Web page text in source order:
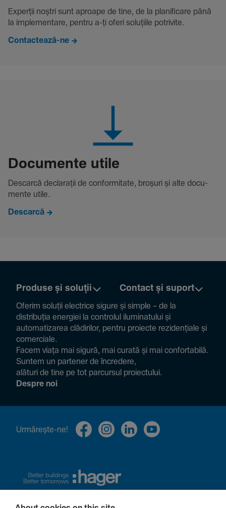
Experții noștri sunt aproape de tine, de la plani­fi­care până
la imple­men­tare, pentru a-ți oferi solu­țiile potri­vite.
Contactează-ne
Docu­mente utile
Descarcă decla­rații de conformitate, broșuri și alte docu­
mente utile.
Descarcă
Produse și soluții Contact și suport
Oferim soluții electrice sigure și simple – de la
distribuția energiei la controlul ilumi­na­tului și
auto­ma­ti­zarea clădi­rilor, pentru proiecte rezi­den­țiale și
comer­ciale.
Facem viața mai sigură, mai curată și mai confor­ta­bilă.
Suntem un partener de încre­dere,
alături de tine pe tot parcursul proiec­tului.
Despre noi
Urmă­rește-ne!